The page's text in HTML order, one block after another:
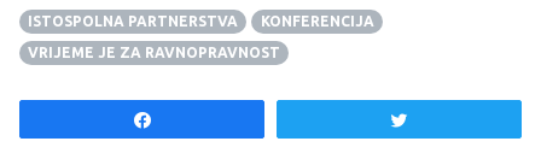
ISTOSPOLNA PARTNERSTVA
KONFERENCIJA
VRIJEME JE ZA RAVNOPRAVNOST